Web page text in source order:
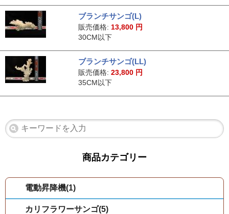
ブランチサンゴ(L)
販売価格: 13,800 円
30CM以下
ブランチサンゴ(LL)
販売価格: 23,800 円
35CM以下
商品カテゴリー
電動昇降機(1)
カリフラワーサンゴ(5)